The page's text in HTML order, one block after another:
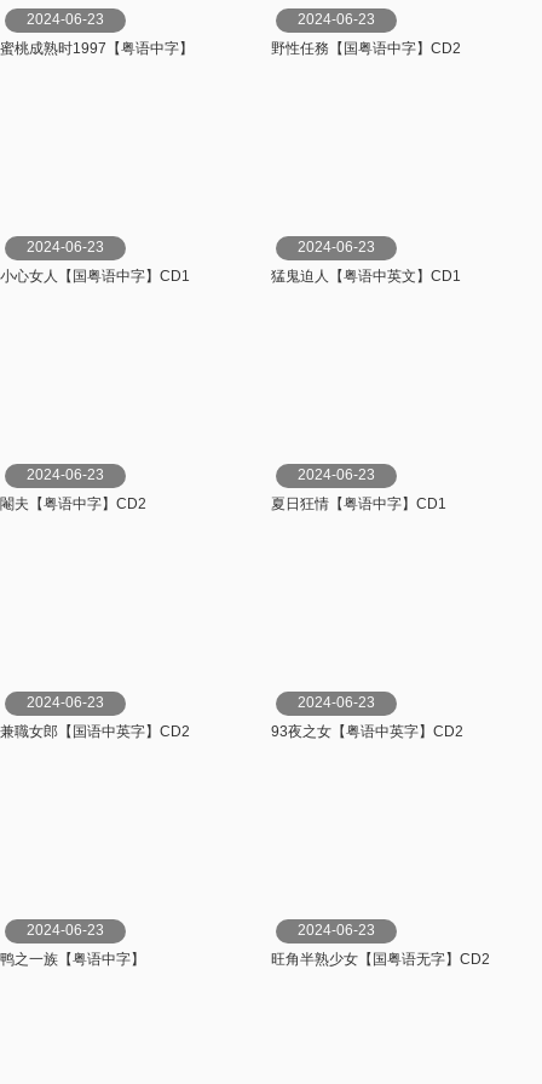
蜜桃成熟时1997【粤语中字】
2024-06-23
野性任務【国粤语中字】CD2
2024-06-23
小心女人【国粤语中字】CD1
2024-06-23
猛鬼迫人【粤语中英文】CD1
2024-06-23
閹夫【粤语中字】CD2
2024-06-23
夏日狂情【粤语中字】CD1
2024-06-23
兼職女郎【国语中英字】CD2
2024-06-23
93夜之女【粤语中英字】CD2
2024-06-23
鸭之一族【粤语中字】
2024-06-23
旺角半熟少女【国粤语无字】CD2
2024-06-23